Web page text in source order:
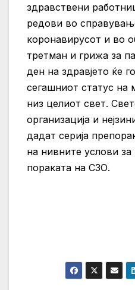
здравствени
редови во
коронавирусот и во
третман и грижа за
ден на здравјето ќе
сегашниот статус на
низ целиот свет.
организација и
дадат серија
на нивните услови
пораката на СЗО.